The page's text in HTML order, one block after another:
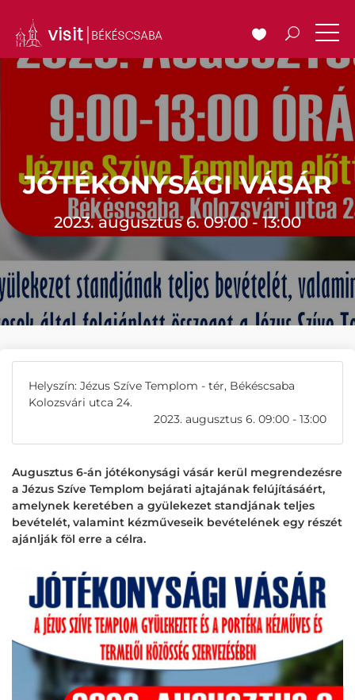
JÓTÉKONYSÁGI VÁSÁR
2023. augusztus 6. 09:00 - 13:00
Helyszín: Jézus Szíve Templom - tér, Békéscsaba
Kolozsvári utca 24.
2023. augusztus 6. 09:00 - 13:00
Augusztus 6-án jótékonysági vásár kerül megrendezésre
a Jézus Szíve Templom bejárati ajtajának felújításáért,
amelynek keretében a gyülekezet standjának teljes
bevételét, valamint kézműveseik bevételének egy részét
ajánlják föl erre a célra.